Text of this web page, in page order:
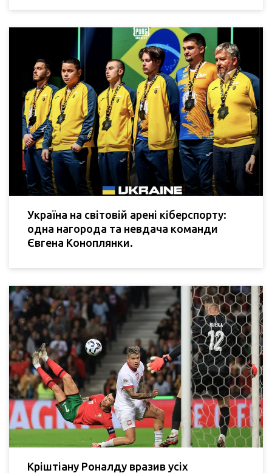
Україна на світовій арені кіберспорту:
одна нагорода та невдача команди
Євгена Коноплянки.
Кріштіану Роналду вразив усіх